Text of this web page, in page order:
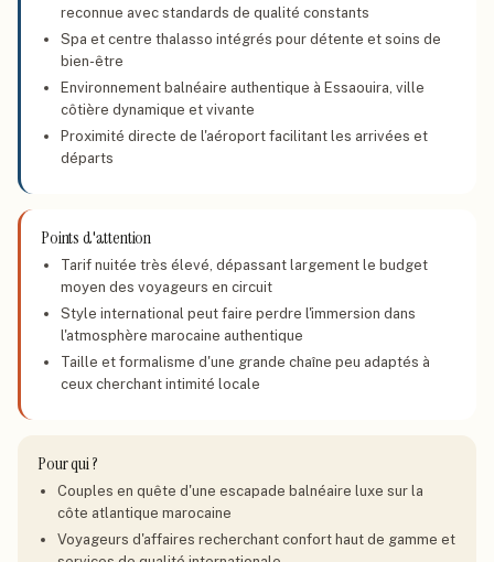
reconnue avec standards de qualité constants
Spa et centre thalasso intégrés pour détente et soins de
bien-être
Environnement balnéaire authentique à Essaouira, ville
côtière dynamique et vivante
Proximité directe de l'aéroport facilitant les arrivées et
départs
Points d'attention
Tarif nuitée très élevé, dépassant largement le budget
moyen des voyageurs en circuit
Style international peut faire perdre l'immersion dans
l'atmosphère marocaine authentique
Taille et formalisme d'une grande chaîne peu adaptés à
ceux cherchant intimité locale
Pour qui ?
Couples en quête d'une escapade balnéaire luxe sur la
côte atlantique marocaine
Voyageurs d'affaires recherchant confort haut de gamme et